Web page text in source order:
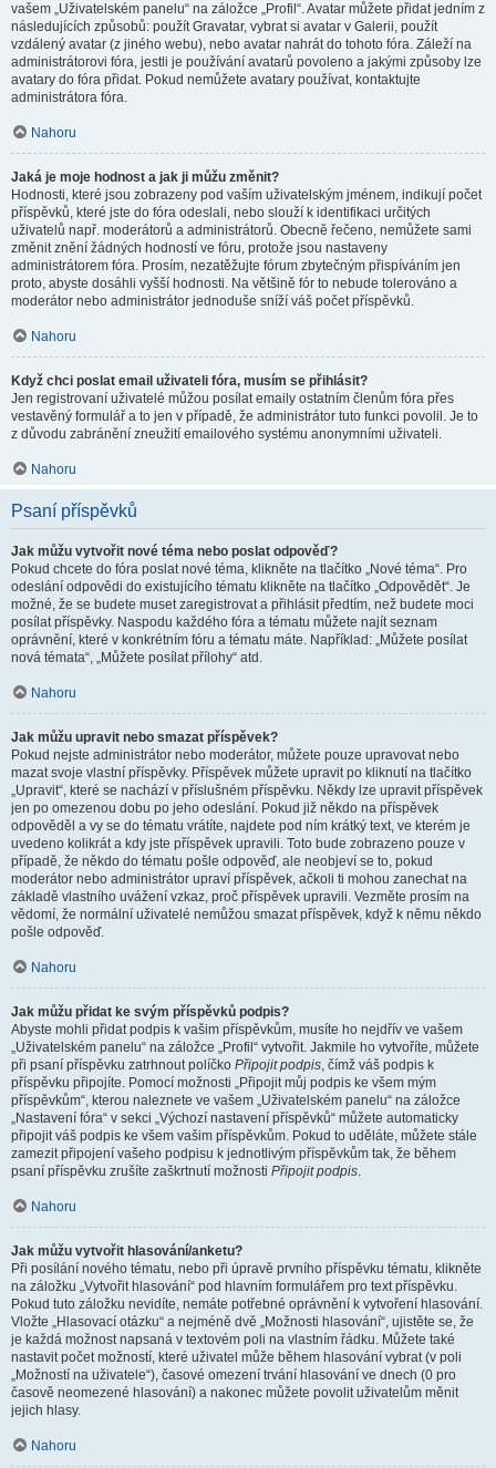
vašem „Uživatelském panelu“ na záložce „Profil“. Avatar můžete přidat jedním z
následujících způsobů: použít Gravatar, vybrat si avatar v Galerii, použít
vzdálený avatar (z jiného webu), nebo avatar nahrát do tohoto fóra. Záleží na
administrátorovi fóra, jestli je používání avatarů povoleno a jakými způsoby lze
avatary do fóra přidat. Pokud nemůžete avatary používat, kontaktujte
administrátora fóra.
Nahoru
Jaká je moje hodnost a jak ji můžu změnit?
Hodnosti, které jsou zobrazeny pod vaším uživatelským jménem, indikují počet
příspěvků, které jste do fóra odeslali, nebo slouží k identifikaci určitých
uživatelů např. moderátorů a administrátorů. Obecně řečeno, nemůžete sami
změnit znění žádných hodností ve fóru, protože jsou nastaveny
administrátorem fóra. Prosím, nezatěžujte fórum zbytečným přispíváním jen
proto, abyste dosáhli vyšší hodnosti. Na většině fór to nebude tolerováno a
moderátor nebo administrátor jednoduše sníží váš počet příspěvků.
Nahoru
Když chci poslat email uživateli fóra, musím se přihlásit?
Jen registrovaní uživatelé můžou posílat emaily ostatním členům fóra přes
vestavěný formulář a to jen v případě, že administrátor tuto funkci povolil. Je to
z důvodu zabránění zneužití emailového systému anonymními uživateli.
Nahoru
Psaní příspěvků
Jak můžu vytvořit nové téma nebo poslat odpověď?
Pokud chcete do fóra poslat nové téma, klikněte na tlačítko „Nové téma“. Pro
odeslání odpovědi do existujícího tématu klikněte na tlačítko „Odpovědět“. Je
možné, že se budete muset zaregistrovat a přihlásit předtím, než budete moci
posílat příspěvky. Naspodu každého fóra a tématu můžete najít seznam
oprávnění, které v konkrétním fóru a tématu máte. Například: „Můžete posílat
nová témata“, „Můžete posílat přílohy“ atd.
Nahoru
Jak můžu upravit nebo smazat příspěvek?
Pokud nejste administrátor nebo moderátor, můžete pouze upravovat nebo
mazat svoje vlastní příspěvky. Příspěvek můžete upravit po kliknutí na tlačítko
„Upravit“, které se nachází v příslušném příspěvku. Někdy lze upravit příspěvek
jen po omezenou dobu po jeho odeslání. Pokud již někdo na příspěvek
odpověděl a vy se do tématu vrátíte, najdete pod ním krátký text, ve kterém je
uvedeno kolikrát a kdy jste příspěvek upravili. Toto bude zobrazeno pouze v
případě, že někdo do tématu pošle odpověď, ale neobjeví se to, pokud
moderátor nebo administrátor upraví příspěvek, ačkoli ti mohou zanechat na
základě vlastního uvážení vzkaz, proč příspěvek upravili. Vezměte prosím na
vědomí, že normální uživatelé nemůžou smazat příspěvek, když k němu někdo
pošle odpověď.
Nahoru
Jak můžu přidat ke svým příspěvků podpis?
Abyste mohli přidat podpis k vašim příspěvkům, musíte ho nejdřív ve vašem
„Uživatelském panelu“ na záložce „Profil“ vytvořit. Jakmile ho vytvoříte, můžete
při psaní příspěvku zatrhnout políčko Připojit podpis, čímž váš podpis k
příspěvku připojíte. Pomocí možnosti „Připojit můj podpis ke všem mým
příspěvkům“, kterou naleznete ve vašem „Uživatelském panelu“ na záložce
„Nastavení fóra“ v sekci „Výchozí nastavení příspěvků“ můžete automaticky
připojit váš podpis ke všem vašim příspěvkům. Pokud to uděláte, můžete stále
zamezit připojení vašeho podpisu k jednotlivým příspěvkům tak, že během
psaní příspěvku zrušíte zaškrtnutí možnosti Připojit podpis.
Nahoru
Jak můžu vytvořit hlasování/anketu?
Při posílání nového tématu, nebo při úpravě prvního příspěvku tématu, klikněte
na záložku „Vytvořit hlasování“ pod hlavním formulářem pro text příspěvku.
Pokud tuto záložku nevidíte, nemáte potřebné oprávnění k vytvoření hlasování.
Vložte „Hlasovací otázku“ a nejméně dvě „Možnosti hlasování“, ujistěte se, že
je každá možnost napsaná v textovém poli na vlastním řádku. Můžete také
nastavit počet možností, které uživatel může během hlasování vybrat (v poli
„Možností na uživatele“), časové omezení trvání hlasování ve dnech (0 pro
časově neomezené hlasování) a nakonec můžete povolit uživatelům měnit
jejich hlasy.
Nahoru